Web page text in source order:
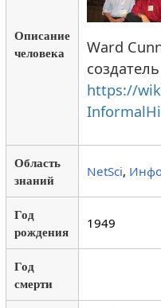
Описание
человека
Ward
https://
Область
знаний
NetSci,
Год
рождения
1949
Год
смерти